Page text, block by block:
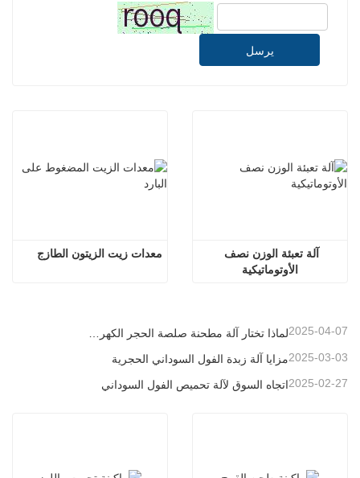
يرسل
معدات زيت الزيتون الطازج
الأوتوماتيكية
2025-04-07
مزايا آلة زبدة الفول السوداني الحجرية2025-03-03
اتجاه السوق لآلة تحميص الفول السوداني2025-02-27